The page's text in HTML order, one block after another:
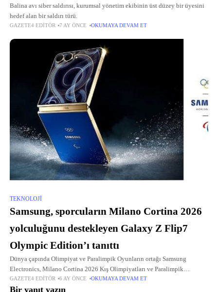
Balina avı siber saldırısı, kurumsal yönetim ekibinin üst düzey bir üyesini
hedef alan bir saldırı türü.
GAZETE4 EDITÖR 7 AY ÖNCE OKUMAYA DEVAM ET
TEKNOLOJI
Samsung, sporcuların Milano Cortina 2026
yolculuğunu destekleyen Galaxy Z Flip7
Olympic Edition’ı tanıttı
Dünya çapında Olimpiyat ve Paralimpik Oyunların ortağı Samsung
Electronics, Milano Cortina 2026 Kış Olimpiyatları ve Paralimpik
Oyunları'nda yarışacak sporcular için özel olarak tasarlanan Galaxy Z Flip7
Olympic Edition'ı tanıttı.
GAZETE4 EDITÖR 6 AY ÖNCE OKUMAYA DEVAM ET
Bir yanıt yazın